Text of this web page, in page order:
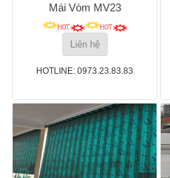
Mái Vòm MV23
Liên hệ
HOTLINE: 0973.23.83.83